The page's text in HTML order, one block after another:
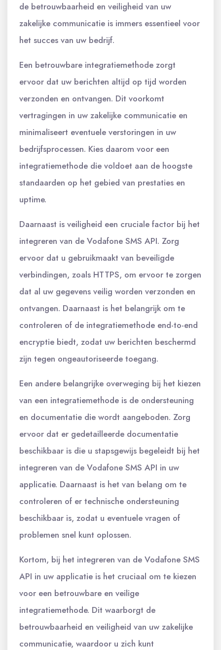
de betrouwbaarheid en veiligheid van uw
zakelijke communicatie is immers essentieel voor
het succes van uw bedrijf.
Een betrouwbare integratiemethode zorgt
ervoor dat uw berichten altijd op tijd worden
verzonden en ontvangen. Dit voorkomt
vertragingen in uw zakelijke communicatie en
minimaliseert eventuele verstoringen in uw
bedrijfsprocessen. Kies daarom voor een
integratiemethode die voldoet aan de hoogste
standaarden op het gebied van prestaties en
uptime.
Daarnaast is veiligheid een cruciale factor bij het
integreren van de Vodafone SMS API. Zorg
ervoor dat u gebruikmaakt van beveiligde
verbindingen, zoals HTTPS, om ervoor te zorgen
dat al uw gegevens veilig worden verzonden en
ontvangen. Daarnaast is het belangrijk om te
controleren of de integratiemethode end-to-end
encryptie biedt, zodat uw berichten beschermd
zijn tegen ongeautoriseerde toegang.
Een andere belangrijke overweging bij het kiezen
van een integratiemethode is de ondersteuning
en documentatie die wordt aangeboden. Zorg
ervoor dat er gedetailleerde documentatie
beschikbaar is die u stapsgewijs begeleidt bij het
integreren van de Vodafone SMS API in uw
applicatie. Daarnaast is het van belang om te
controleren of er technische ondersteuning
beschikbaar is, zodat u eventuele vragen of
problemen snel kunt oplossen.
Kortom, bij het integreren van de Vodafone SMS
API in uw applicatie is het cruciaal om te kiezen
voor een betrouwbare en veilige
integratiemethode. Dit waarborgt de
betrouwbaarheid en veiligheid van uw zakelijke
communicatie, waardoor u zich kunt